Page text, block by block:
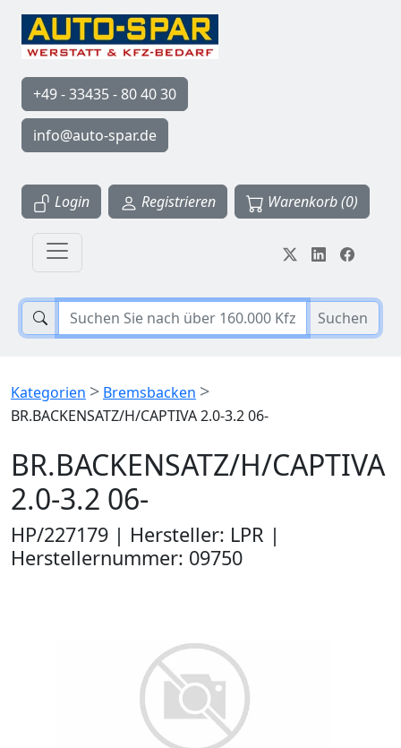
+49 - 33435 - 80 40 30
info@auto-spar.de
Login Registrieren Warenkorb (0)
Suchen
Kategorien > Bremsbacken >
BR.BACKENSATZ/H/CAPTIVA 2.0-3.2 06-
BR.BACKENSATZ/H/CAPTIVA
2.0-3.2 06-
HP/227179 | Hersteller: LPR |
Herstellernummer: 09750